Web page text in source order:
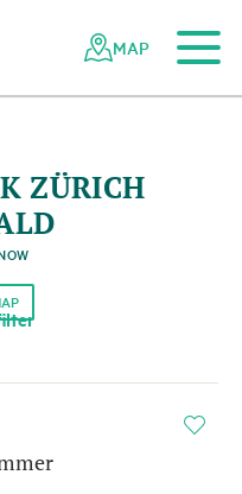
MAP
ZÜRICH
i